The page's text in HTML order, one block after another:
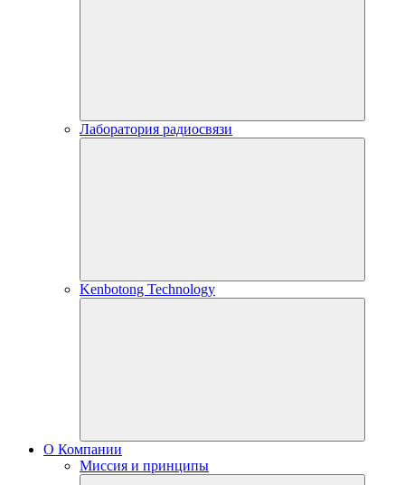
Лаборатория радиосвязи
Kenbotong Technology
О Компании
Миссия и принципы